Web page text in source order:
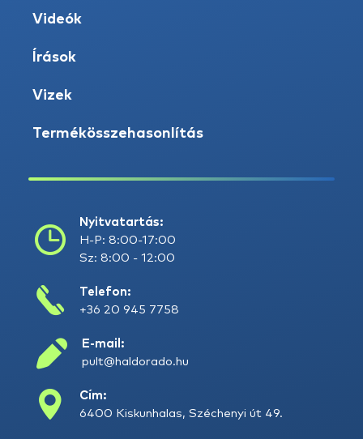
Videók
Írások
Vizek
Termékösszehasonlítás
Nyitvatartás:
H-P: 8:00-17:00
Sz: 8:00 - 12:00
Telefon:
+36 20 945 7758
E-mail:
pult@haldorado.hu
Cím:
6400 Kiskunhalas, Széchenyi út 49.